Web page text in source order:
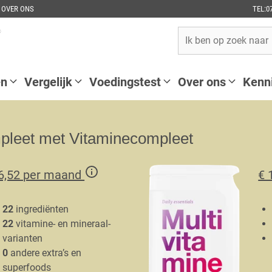
OVER ONS
Vergelijk Voedingstest Over ons
met Vitaminecompleet
per maand
22 ingrediënten
22 vitamine- en mineraal-
varianten
0 andere extra’s en
superfoods
€